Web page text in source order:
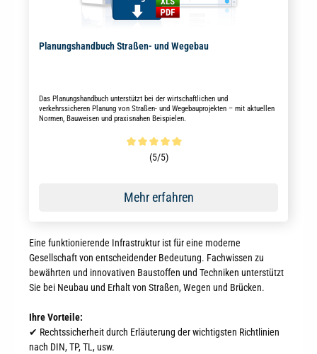
Planungshandbuch Straßen- und Wegebau
Das Planungshandbuch unterstützt bei der wirtschaftlichen und
verkehrssicheren Planung von Straßen- und Wegebauprojekten – mit aktuellen
Normen, Bauweisen und praxisnahen Beispielen.
Durchschnittliche Bewertung von 5 von 5 Sternen
(5/5)
Mehr erfahren
Eine funktionierende Infrastruktur ist für eine moderne
Gesellschaft von entscheidender Bedeutung. Fachwissen zu
bewährten und innovativen Baustoffen und Techniken unterstützt
Sie bei Neubau und Erhalt von Straßen, Wegen und Brücken.
Ihre Vorteile:
✔ Rechtssicherheit durch Erläuterung der wichtigsten Richtlinien
nach DIN, TP, TL, usw.